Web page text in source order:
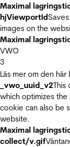
Maximal
hjViewportId
images on the
Maximal
VWO
3
Läs mer om den
_vwo_uuid_v2This
which optimizes
cookie can also be
website.
Maximal
collect/v.gif